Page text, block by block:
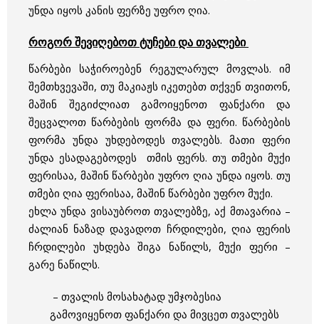
უნდა იყოს კანის ფერზე უფრო ღია.
როგორ შევიღებოთ ტუჩები და თვალები
წარბები საჭიროებენ რეგულარულ მოვლას. იმ
შემთხვევაში, თუ მაკიაჟს იკეთებთ თქვენ თვითონ,
მაშინ შეგიძლიათ გამოიყენოთ ფანქარი და
შეცვალოთ წარბების ფორმა და ფერი. წარბების
ფორმა უნდა უხდებოდეს თვალებს. მათი ფერი
უნდა ესადაგებოდეს თმის ფერს. თუ თმები მუქი
ფერისაა, მაშინ წარბები უფრო ღია უნდა იყოს. თუ
თმები ღია ფერისაა, მაშინ წარბები უფრო მუქი.
ეხლა უნდა ვისაუბროთ თვალებზე, აქ მთავარია –
ძალიან ნაზად დავადოთ ჩრდილები, ღია ფერის
ჩრდილები უხდება შიგა ნაწილს, მუქი ფერი –
გარე ნაწილს.
– თვალის მოსახატად უმჯობესია
გამოვიყენოთ ფანქარი და მივცეთ თვალებს